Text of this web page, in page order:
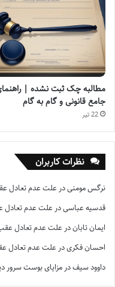
مطالبه چک ثبت نشده |
جامع قانونی و گام به گام
22 تیر
نظرات کاربران
نرگس مومنیدر علت عدم تعادل
قدسیه عباسیدر علت عدم تعادل
ایمان تاباندر علت عدم تعادل
احسان فکریدر علت عدم تعادل
داوود سیفدر مزایای بوست سرور